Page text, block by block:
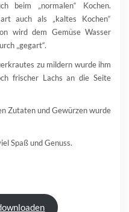
beim „normalen“ Kochen.
auch als „kaltes Kochen“
wird dem Gemüse Wasser
„gegart“.
zu mildern wurde ihm
frischer Lachs an die Seite
Zutaten und Gewürzen wurde
Spaß und Genuss.